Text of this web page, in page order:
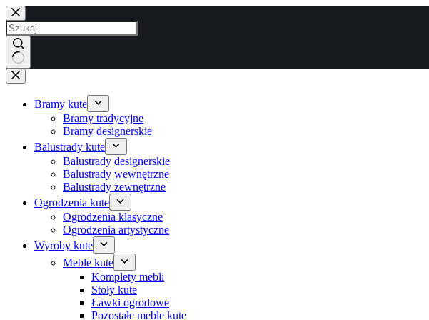
Przejdź
do
treści
Brak
wyników
Bramy kute
Bramy tradycyjne
Bramy designerskie
Balustrady kute
Balustrady designerskie
Balustrady wewnętrzne
Balustrady zewnętrzne
Ogrodzenia kute
Ogrodzenia klasyczne
Ogrodzenia artystyczne
Wyroby kute
Meble kute
Komplety mebli
Stoły kute
Ławki ogrodowe
Pozostałe meble kute